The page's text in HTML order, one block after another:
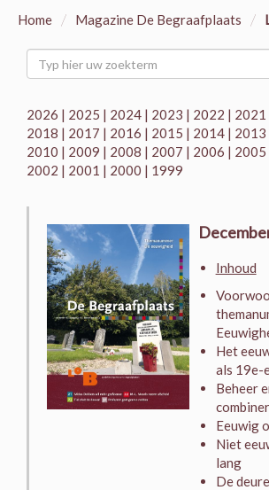
Home / Magazine De Begraafplaats /
2026 | 2025 | 2024 | 2023 | 2022 | 2021
2018 | 2017 | 2016 | 2015 | 2014 | 2013
2010 | 2009 | 2008 | 2007 | 2006 | 2005
2002 | 2001 | 2000 | 1999
Inhoud
Het
als 19e-
Beheer
Eeuwig
Niet
lang
De